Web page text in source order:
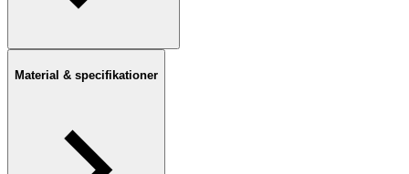
Material & specifikationer